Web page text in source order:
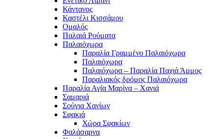
Κάντανος
Καστέλι Κισσάμου
Ομαλός
Παλαιά Ρούματα
Παλαιόχωρα
Παραλία Γραμμένο Παλαιόχωρα
Παλαιόχωρα
Παλαιόχωρα – Παραλία Παχιά Άμμος
Παραλιακός δρόμος Παλαιόχωρα
Παραλία Αγία Μαρίνα – Χανιά
Σαμαριά
Σούγια Χανίων
Σφακιά
Χώρα Σφακίων
Φαλάσαρνα